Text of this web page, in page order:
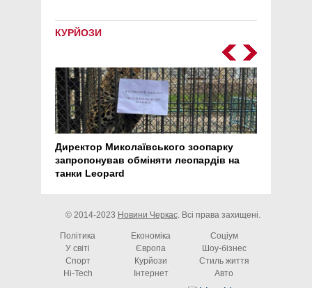
КУРЙОЗИ
Директор Миколаївського зоопарку
запропонував обміняти леопардів на
танки Leopard
© 2014-2023 Новини Черкас. Всі права захищені.
Політика Економіка
Соціум
У світі
Європа
Шоу-бізнес
Спорт
Курйози
Стиль життя
Hi-Tech
Інтернет Авто